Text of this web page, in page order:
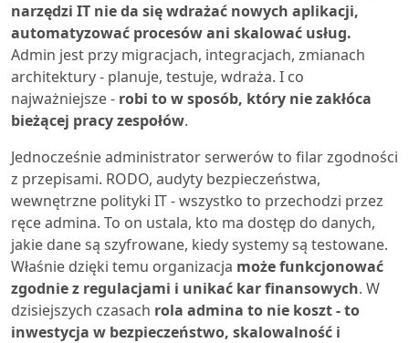
narzędzi IT nie da się wdrażać nowych aplikacji,
automatyzować procesów ani skalować usług.
Admin jest przy migracjach, integracjach, zmianach
architektury - planuje, testuje, wdraża. I co
najważniejsze - robi to w sposób, który nie zakłóca
bieżącej pracy zespołów.
Jednocześnie administrator serwerów to filar zgodności
z przepisami. RODO, audyty bezpieczeństwa,
wewnętrzne polityki IT - wszystko to przechodzi przez
ręce admina. To on ustala, kto ma dostęp do danych,
jakie dane są szyfrowane, kiedy systemy są testowane.
Właśnie dzięki temu organizacja może funkcjonować
zgodnie z regulacjami i unikać kar finansowych. W
dzisiejszych czasach rola admina to nie koszt - to
inwestycja w bezpieczeństwo, skalowalność i